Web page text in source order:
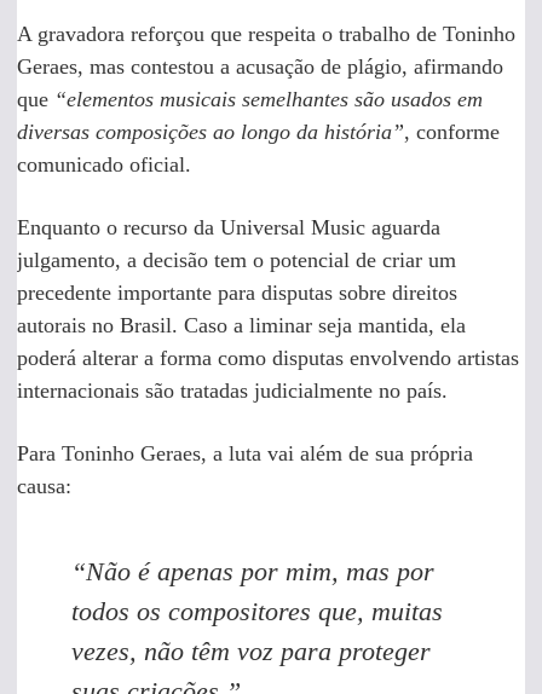
A gravadora reforçou que respeita o trabalho de Toninho
Geraes, mas contestou a acusação de plágio, afirmando
que “elementos musicais semelhantes são usados em
diversas composições ao longo da história”, conforme
comunicado oficial.
Enquanto o recurso da Universal Music aguarda
julgamento, a decisão tem o potencial de criar um
precedente importante para disputas sobre direitos
autorais no Brasil. Caso a liminar seja mantida, ela
poderá alterar a forma como disputas envolvendo artistas
internacionais são tratadas judicialmente no país.
Para Toninho Geraes, a luta vai além de sua própria
causa:
“Não é apenas por mim, mas por
todos os compositores que, muitas
vezes, não têm voz para proteger